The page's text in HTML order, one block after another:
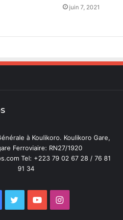
juin 7, 2021
à Koulikoro. Koulikoro Gare,
Ferroviaire: RN27/1920
Tel: +223 79 02 67 28 / 76 81
91 34
TwitterYouTubeInstagram